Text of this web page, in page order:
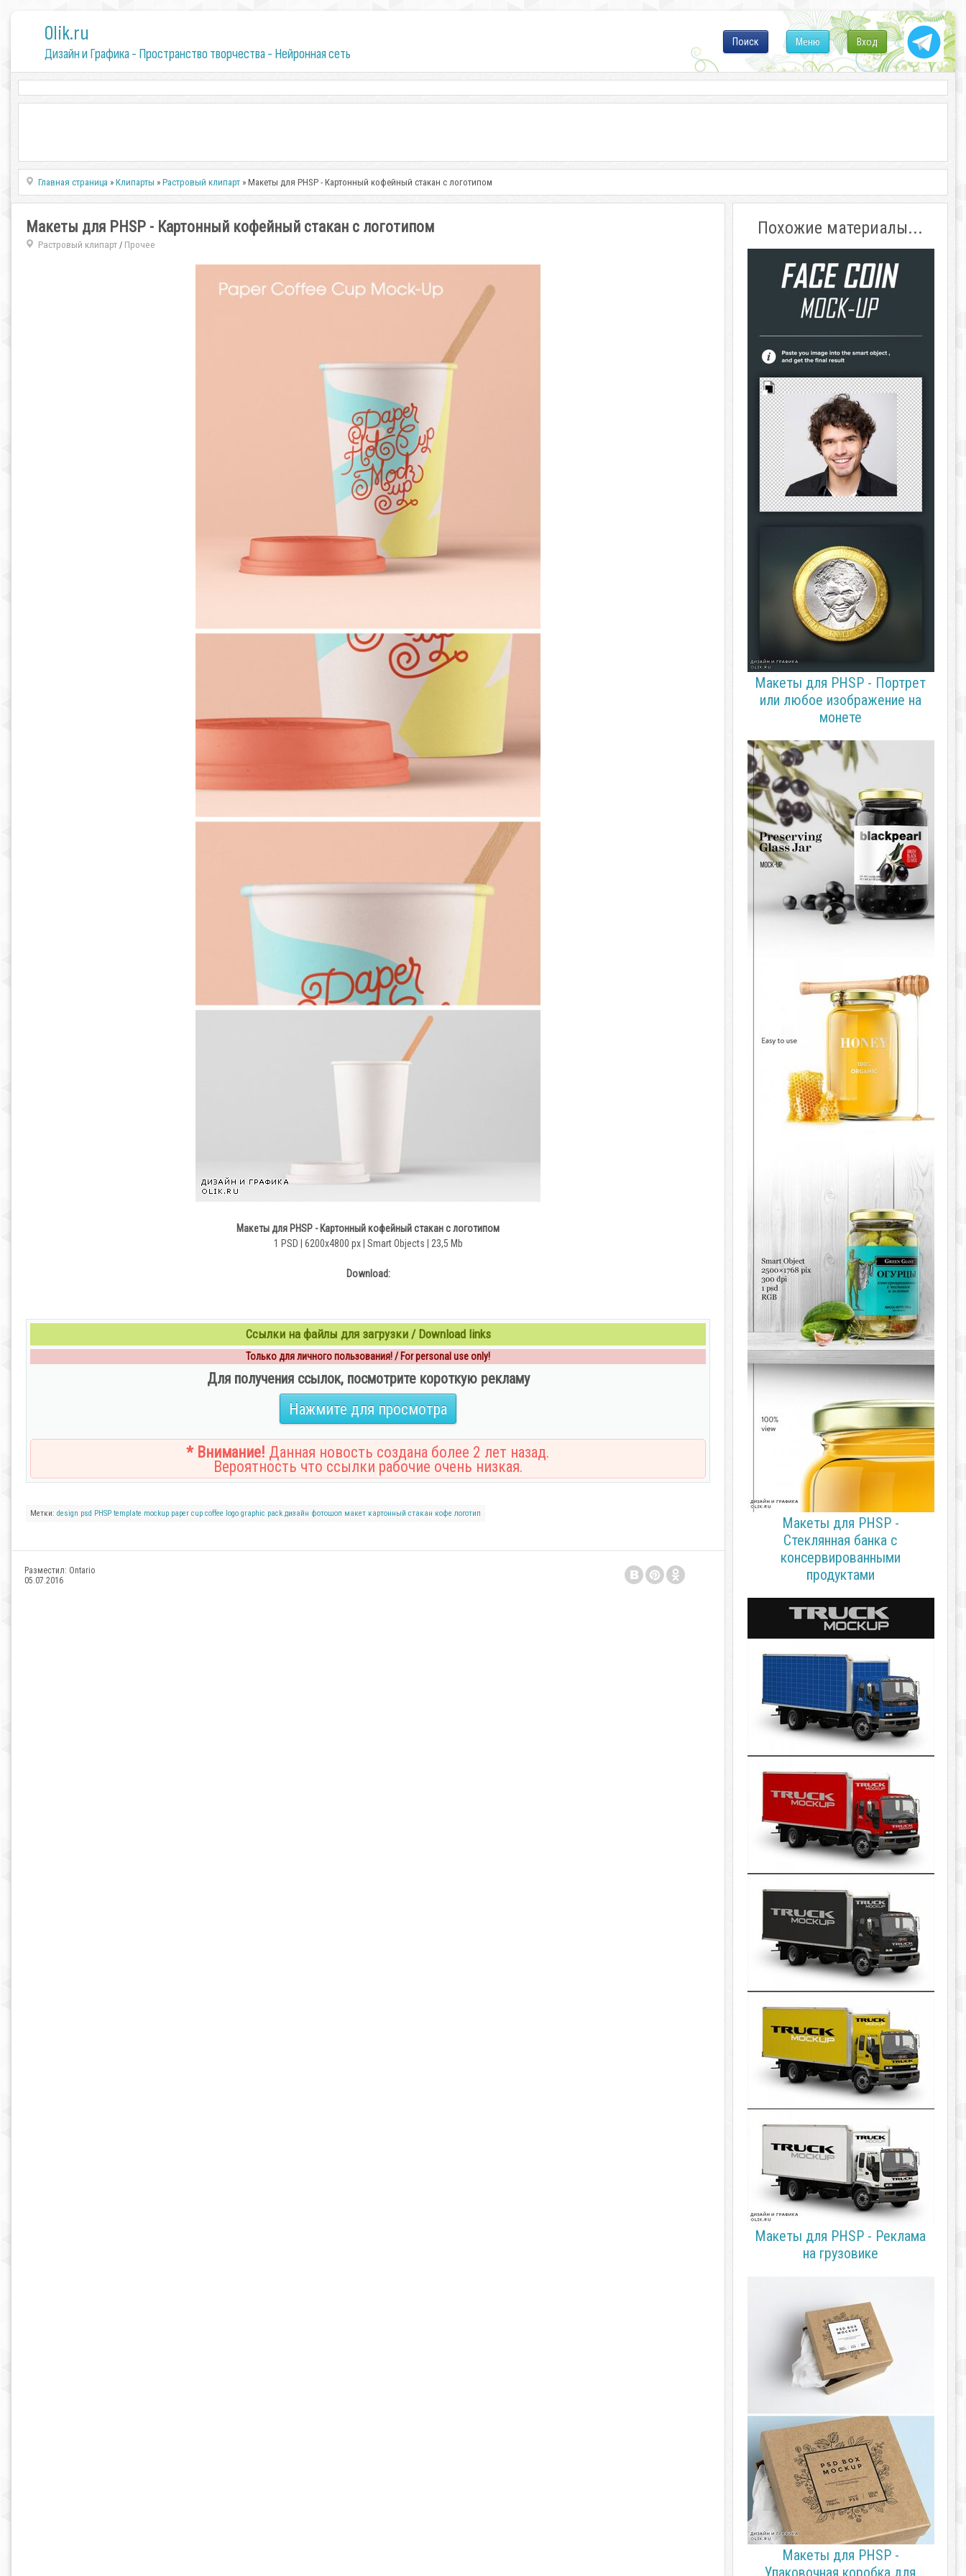
0lik.ru
Дизайн и Графика - Пространство творчества - Нейронная сеть
Вход
Меню
Поиск
Главная страница »Клипарты »Растровый клипарт » Макеты для PHSP - Картонный кофейный стакан с логотипом
Макеты для PHSP - Картонный кофейный стакан с логотипом
Растровый клипарт/ Прочее
Макеты для PHSP - Картонный кофейный стакан с логотипом
1 PSD | 6200x4800 px | Smart Objects | 23,5 Mb
Download:
Ссылки на файлы для загрузки / Download links
Только для личного пользования! / For personal use only!
Для получения ссылок, посмотрите короткую рекламу
Нажмите для просмотра
* Внимание! Данная новость создана более 2 лет назад.
Вероятность что ссылки рабочие очень низкая.
Метки: design psd PHSP template mockup paper cup coffee logo graphic pack дизайн фотошоп макет картонный стакан кофе логотип
Разместил: Ontario
05.07.2016
Похожие материалы...
Макеты для PHSP - Портрет
или любое изображение на
монете
Макеты для PHSP -
Стеклянная банка с
консервированными
продуктами
Макеты для PHSP - Реклама
на грузовике
Макеты для PHSP -
Упаковочная коробка для